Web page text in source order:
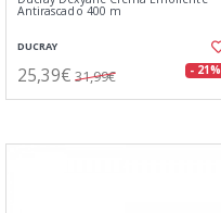
Antirascado 400 m
DUCRAY
25,39€ 31,99€ - 21%